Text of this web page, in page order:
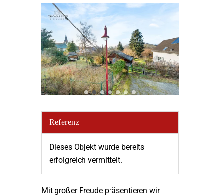
Referenz
Dieses Objekt wurde bereits
erfolgreich vermittelt.
Mit großer Freude präsentieren wir